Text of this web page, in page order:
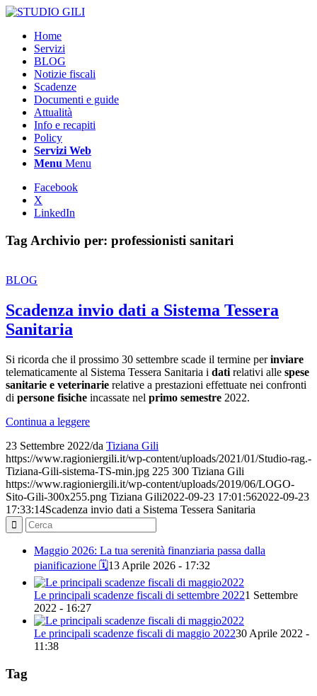
Home
Servizi
BLOG
Notizie fiscali
Scadenze
Documenti e guide
Attualità
Info e recapiti
Policy
Servizi Web
Menu Menu
Facebook
X
LinkedIn
Tag Archivio per: professionisti sanitari
BLOG
Scadenza invio dati a Sistema Tessera
Sanitaria
Si ricorda che il prossimo 30 settembre scade il termine perinviare
telematicamente al Sistema Tessera Sanitaria i dati relativi alle spese
sanitarie e veterinarie relative a prestazioni effettuate nei confronti
di persone fisiche incassate nel primo semestre 2022.
Continua a leggere
23 Settembre 2022/da Tiziana Gili
https://www.ragioniergili.it/wp-content/uploads/2021/01/Studio-rag.-
Tiziana-Gili-sistema-TS-min.jpg 225 300 Tiziana Gili
https://www.ragioniergili.it/wp-content/uploads/2019/06/LOGO-
Sito-Gili-300x255.png Tiziana Gili2022-09-23 17:01:562022-09-23
17:33:14Scadenza invio dati a Sistema Tessera Sanitaria
Maggio 2026: La tua serenità finanziaria passa dalla
pianificazione 🗓️13 Aprile 2026 - 17:32
Le principali scadenze fiscali di settembre 20221 Settembre
2022 - 16:27
Le principali scadenze fiscali di maggio 202230 Aprile 2022 -
11:38
Tag